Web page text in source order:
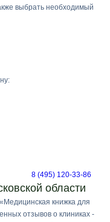
выбрать необходимый
8 (495) 120-33-86
области
книжка для
отзывов о клиниках -